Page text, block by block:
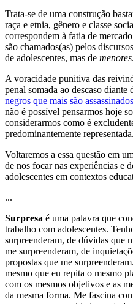
Trata-se de uma construção
raça e etnia, gênero e classe
correspondem à fatia de
são chamados(as) pelos
de adolescentes, mas de menores.
A voracidade punitiva das
penal somada ao descaso
negros que mais são assassinados
não é possível pensarmos hoje
considerarmos como é
predominantemente representada.
Voltaremos a essa questão em
de nos focar nas experiências e
adolescentes em contextos
...
Surpresa é uma palavra que
trabalho com adolescentes.
surpreenderam, de dúvidas que
me surpreenderam, de
propostas que me
mesmo que eu repita o mesmo
com os mesmos objetivos e as
da mesma forma. Me fascina